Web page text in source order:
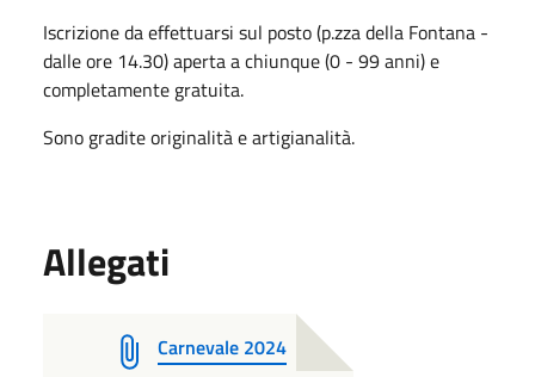
Iscrizione da effettuarsi sul posto (p.zza della Fontana -
dalle ore 14.30) aperta a chiunque (0 - 99 anni) e
completamente gratuita.
Sono gradite originalità e artigianalità.
Allegati
Carnevale 2024